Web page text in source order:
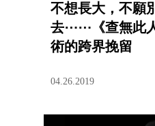
不想長大，不願
去⋯⋯《查無此
術的跨界挽留
04.26.2019